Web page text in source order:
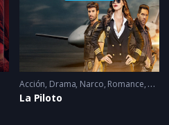
Acción, Drama, Narco, Romance 2022
La Piloto